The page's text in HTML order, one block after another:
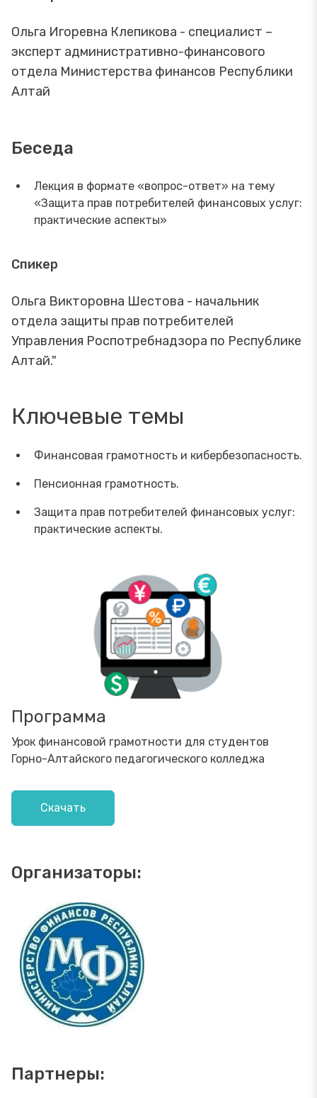
Ольга Игоревна Клепикова - специалист –
эксперт административно-финансового
отдела Министерства финансов Республики
Алтай
Беседа
Лекция в формате «вопрос-ответ» на тему
«Защита прав потребителей финансовых услуг:
практические аспекты»
Спикер
Ольга Викторовна Шестова - начальник
отдела защиты прав потребителей
Управления Роспотребнадзора по Республике
Алтай."
Ключевые темы
Финансовая грамотность и кибербезопасность.
Пенсионная грамотность.
Защита прав потребителей финансовых услуг:
практические аспекты.
Программа
Урок финансовой грамотности для студентов
Горно-Алтайского педагогического колледжа
Скачать
Организаторы:
Партнеры: